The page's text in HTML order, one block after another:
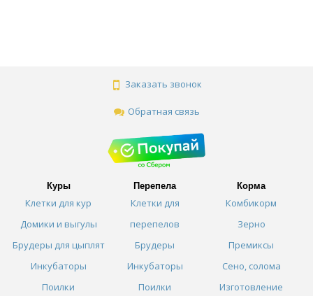
Заказать звонок
Обратная связь
Куры
Клетки для кур
Домики и выгулы
Брудеры для цыплят
Инкубаторы
Поилки
Перепела
Клетки для
перепелов
Брудеры
Инкубаторы
Поилки
Корма
Комбикорм
Зерно
Премиксы
Сено, солома
Изготовление